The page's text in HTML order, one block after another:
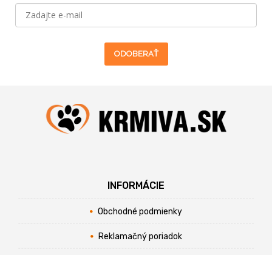
ODOBERAŤ
INFORMÁCIE
Obchodné podmienky
Reklamačný poriadok